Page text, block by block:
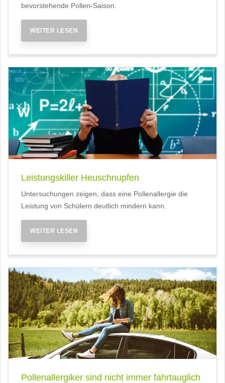
bevorstehende Pollen-Saison.
WEITER LESEN
Leistungskiller Heuschnupfen
Untersuchungen zeigen, dass eine Pollenallergie die
Leistung von Schülern deutlich mindern kann.
WEITER LESEN
Pollenallergiker sind nicht immer fahrtauglich